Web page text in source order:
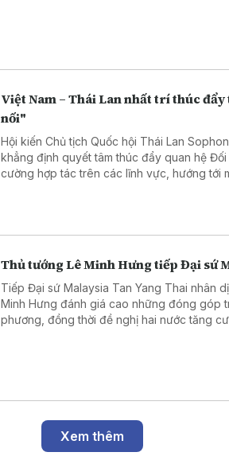
Việt Nam – Thái Lan nhất trí thúc
nối"
Hội kiến Chủ tịch Quốc hội Thái Lan
khẳng định quyết tâm thúc đẩy quan hệ
cường hợp tác trên các lĩnh vực, hướng tới
Thủ tướng Lê Minh Hưng tiếp Đại sứ
Tiếp Đại sứ Malaysia Tan Yang Thai nhân
Minh Hưng đánh giá cao những đóng góp
phương, đồng thời đề nghị hai nước tăng
Xem thêm